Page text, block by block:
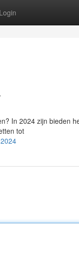
Login
In 2024 zijn bieden
tot